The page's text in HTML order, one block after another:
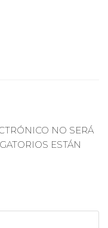
NO SERÁ
ESTÁN